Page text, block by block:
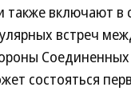
также включают в
встреч
состояться